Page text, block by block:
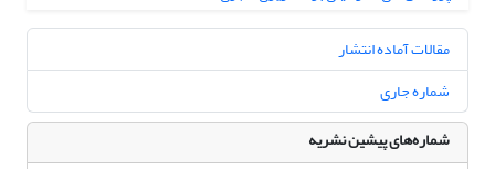
مقالات آماده انتشار
شماره جاری
شماره‌های پیشین نشریه